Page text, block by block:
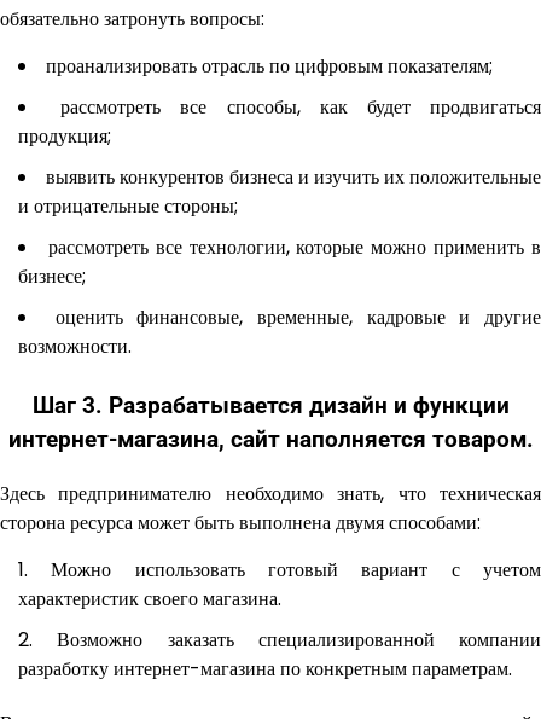
обязательно затронуть вопросы:
проанализировать отрасль по цифровым показателям;
рассмотреть все способы, как будет продвигаться
продукция;
выявить конкурентов бизнеса и изучить их положительные
и отрицательные стороны;
рассмотреть все технологии, которые можно применить в
бизнесе;
оценить финансовые, временные, кадровые и другие
возможности.
Шаг 3. Разрабатывается дизайн и функции
интернет-магазина, сайт наполняется товаром.
Здесь предпринимателю необходимо знать, что техническая
сторона ресурса может быть выполнена двумя способами:
Можно использовать готовый вариант с учетом
характеристик своего магазина.
Возможно заказать специализированной компании
разработку интернет-магазина по конкретным параметрам.